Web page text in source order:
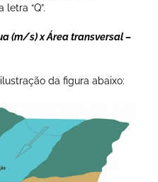
“Q”.
(m/s) x Área transversal –
da figura abaixo: